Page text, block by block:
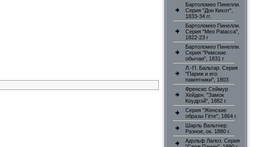
Бартоломео Пинелли.
Серия "Дон Кихот",
1833-34 гг.
Бартоломео Пинелли.
Серия "Meo Patacca",
1822-23 г
Бартоломео Пинелли.
Серия "Римские
обычаи", 1831 г
Л.-П. Бальтар. Серия
"Париж и его
памятники", 1803
Френсис Сеймур
Хейден. "Замок
Коудрэй", 1882 г.
Серия "Женские
образы Гёте", 1864 г.
Шарль Вальтнер.
Разное, ок. 1880 г.
Адольф Лалоз. Серия